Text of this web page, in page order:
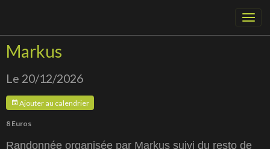
Markus
Le 20/12/2026
Ajouter au calendrier
8 Euros
Randonnée organisée par Markus suivi du resto de